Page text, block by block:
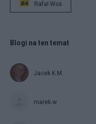
Rafał Woś
Blogi na ten temat
Jacek K.M.
marek.w